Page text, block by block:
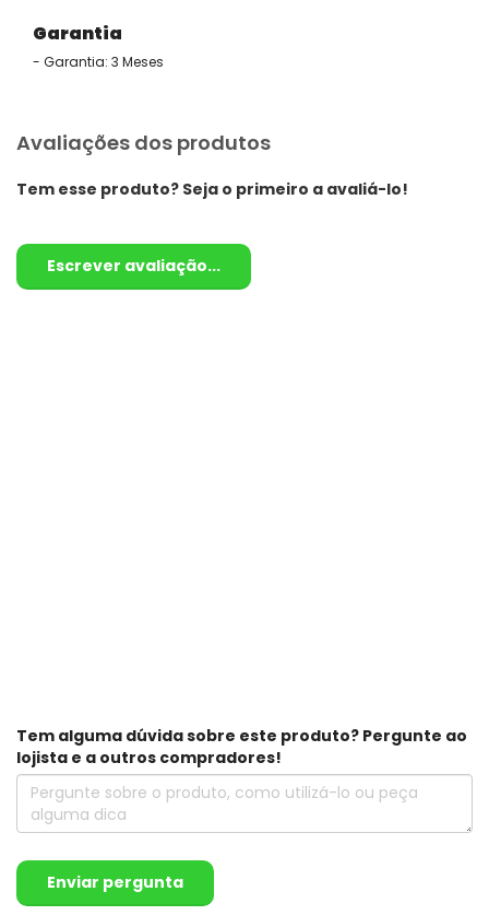
Garantia
- Garantia: 3 Meses
Avaliações dos produtos
Tem esse produto? Seja o primeiro a avaliá-lo!
Escrever avaliação...
Tem alguma dúvida sobre este produto? Pergunte ao
lojista e a outros compradores!
Enviar pergunta